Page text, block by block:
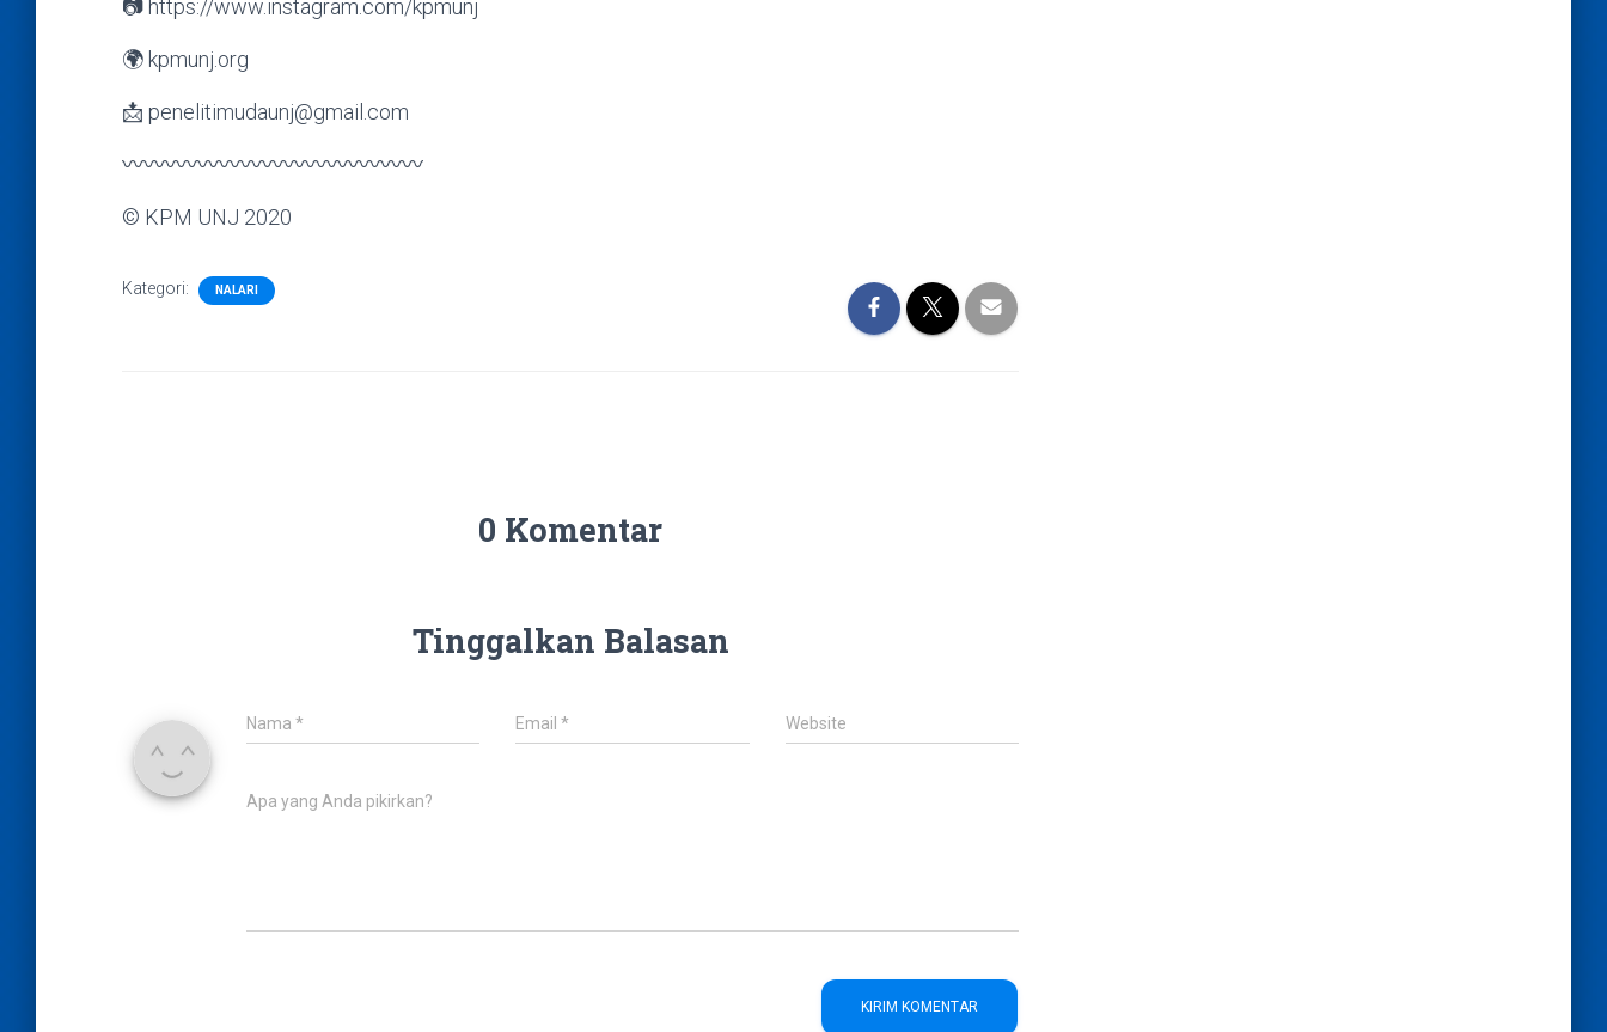
📷 https://www.instagram.com/kpmunj
🌍 kpmunj.org
📩 penelitimudaunj@gmail.com
〰〰〰〰〰〰〰〰〰〰〰〰〰〰
© KPM UNJ 2020
Kategori: NALARI
0 Komentar
Tinggalkan Balasan
Nama * Email* Website
Apa yang Anda pikirkan?